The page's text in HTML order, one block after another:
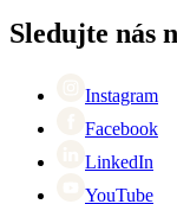
Black
Singles
Sledujte nás
Instagram
Facebook
LinkedIn
YouTube